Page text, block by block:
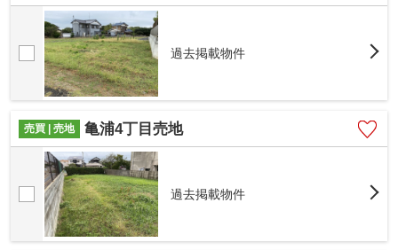
過去掲載物件
売買 | 売地 亀浦4丁目売地
過去掲載物件